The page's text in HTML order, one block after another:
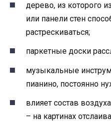
дерево, из которого
или панели стен
растрескиваться;
паркетные доски
музыкальные
пианино, постоянно
влияет состав
– на картинах